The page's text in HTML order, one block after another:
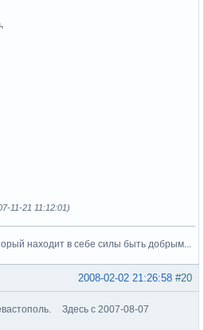
11-21 11:12:01)
находит в себе силы быть добрым...
#20
2008-02-02 21:26:58
Здесь с 2007-08-07